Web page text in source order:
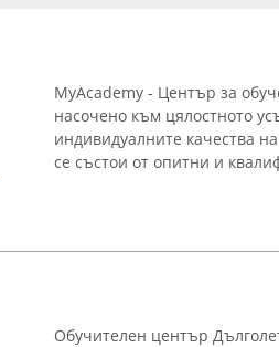
MyAcademy - Център за
насочено към цялостното
индивидуалните качества
се състои от опитни и
Обучителен център